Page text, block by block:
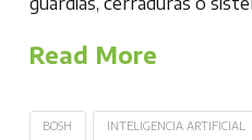
Read More
BOSH INTELIGENCIA ARTIFICIAL